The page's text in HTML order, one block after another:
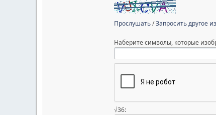
Прослушать/Запросить другое
Наберите символы, которые
√36: